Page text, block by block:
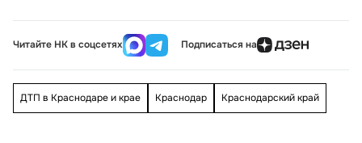
Читайте НК в соцсетях Подписаться на
ДТП в Краснодаре и крае Краснодар Краснодарский край